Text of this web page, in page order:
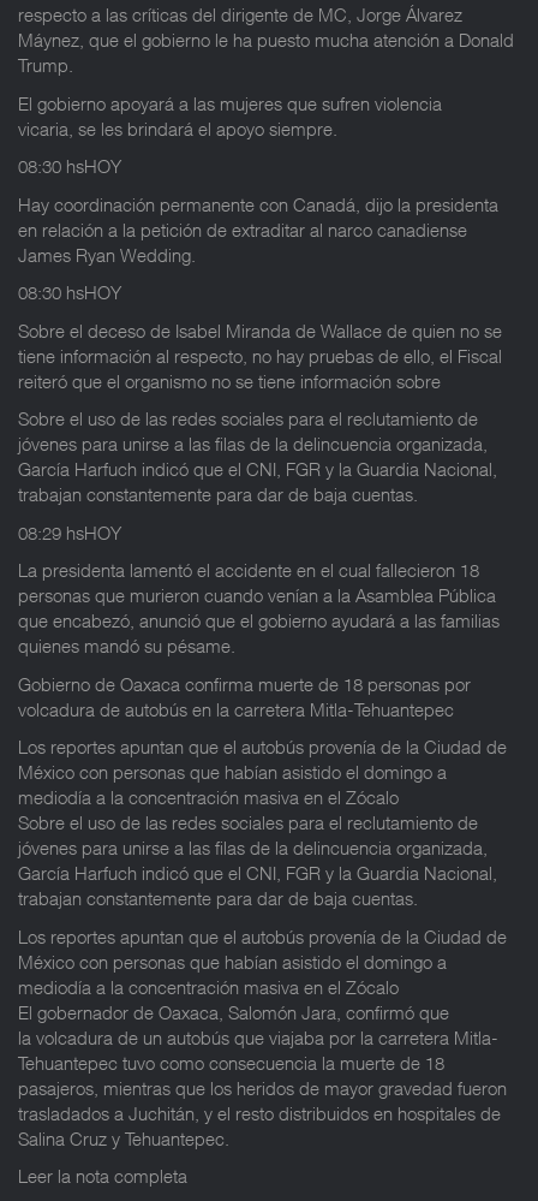
respecto a las críticas del dirigente de MC, Jorge Álvarez
Máynez, que el gobierno le ha puesto mucha atención a Donald
Trump.
El gobierno apoyará a las mujeres que sufren violencia
vicaria, se les brindará el apoyo siempre.
08:30 hsHOY
Hay coordinación permanente con Canadá, dijo la presidenta
en relación a la petición de extraditar al narco canadiense
James Ryan Wedding.
08:30 hsHOY
Sobre el deceso de Isabel Miranda de Wallace de quien no se
tiene información al respecto, no hay pruebas de ello, el Fiscal
reiteró que el organismo no se tiene información sobre
Sobre el uso de las redes sociales para el reclutamiento de
jóvenes para unirse a las filas de la delincuencia organizada,
García Harfuch indicó que el CNI, FGR y la Guardia Nacional,
trabajan constantemente para dar de baja cuentas.
08:29 hsHOY
La presidenta lamentó el accidente en el cual fallecieron 18
personas que murieron cuando venían a la Asamblea Pública
que encabezó, anunció que el gobierno ayudará a las familias
quienes mandó su pésame.
Gobierno de Oaxaca confirma muerte de 18 personas por
volcadura de autobús en la carretera Mitla-Tehuantepec
Los reportes apuntan que el autobús provenía de la Ciudad de
México con personas que habían asistido el domingo a
mediodía a la concentración masiva en el Zócalo
Sobre el uso de las redes sociales para el reclutamiento de
jóvenes para unirse a las filas de la delincuencia organizada,
García Harfuch indicó que el CNI, FGR y la Guardia Nacional,
trabajan constantemente para dar de baja cuentas.
Los reportes apuntan que el autobús provenía de la Ciudad de
México con personas que habían asistido el domingo a
mediodía a la concentración masiva en el Zócalo
El gobernador de Oaxaca, Salomón Jara, confirmó que
la volcadura de un autobús que viajaba por la carretera Mitla-
Tehuantepec tuvo como consecuencia la muerte de 18
pasajeros, mientras que los heridos de mayor gravedad fueron
trasladados a Juchitán, y el resto distribuidos en hospitales de
Salina Cruz y Tehuantepec.
Leer la nota completa